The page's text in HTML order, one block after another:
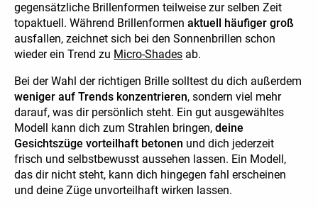
gegensätzliche Brillenformen teilweise zur selben Zeit
topaktuell. Während Brillenformen aktuell häufiger groß
ausfallen, zeichnet sich bei den Sonnenbrillen schon
wieder ein Trend zu Micro-Shades ab.
Bei der Wahl der richtigen Brille solltest du dich außerdem
weniger auf Trends konzentrieren, sondern viel mehr
darauf, was dir persönlich steht. Ein gut ausgewähltes
Modell kann dich zum Strahlen bringen, deine
Gesichtszüge vorteilhaft betonen und dich jederzeit
frisch und selbstbewusst aussehen lassen. Ein Modell,
das dir nicht steht, kann dich hingegen fahl erscheinen
und deine Züge unvorteilhaft wirken lassen.